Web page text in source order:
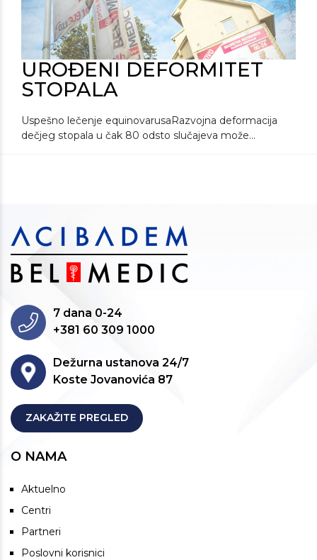
UROĐENI DEFORMITET
STOPALA
Uspešno lečenje equinovarusaRazvojna deformacija
dečjeg stopala u čak 80 odsto slučajeva može...
7 dana 0-24
+381 60 309 1000
Dežurna ustanova 24/7
Koste Jovanovića 87
ZAKAŽITE PREGLED
O NAMA
Aktuelno
Centri
Partneri
Poslovni korisnici